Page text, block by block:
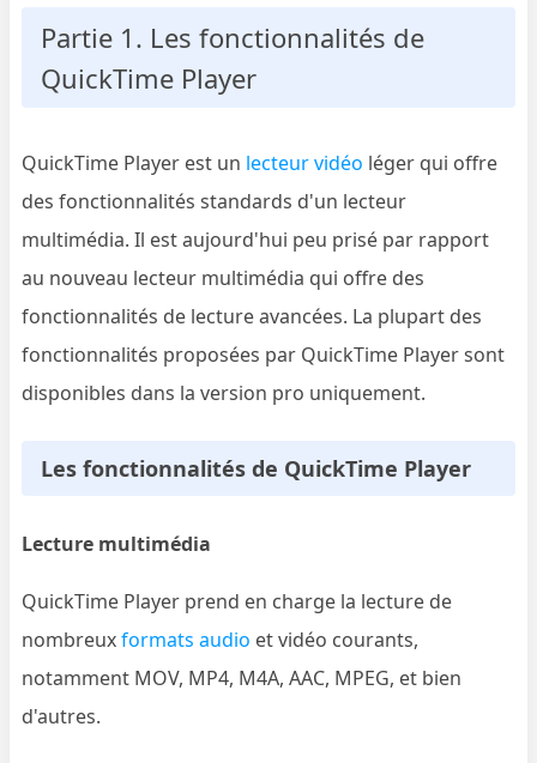
Partie 1. Les fonctionnalités de
QuickTime Player
QuickTime Player est un lecteur vidéo léger qui offre
des fonctionnalités standards d'un lecteur
multimédia. Il est aujourd'hui peu prisé par rapport
au nouveau lecteur multimédia qui offre des
fonctionnalités de lecture avancées. La plupart des
fonctionnalités proposées par QuickTime Player sont
disponibles dans la version pro uniquement.
Les fonctionnalités de QuickTime Player
Lecture multimédia
QuickTime Player prend en charge la lecture de
nombreuxformats audio et vidéo courants,
notamment MOV, MP4, M4A, AAC, MPEG, et bien
d'autres.